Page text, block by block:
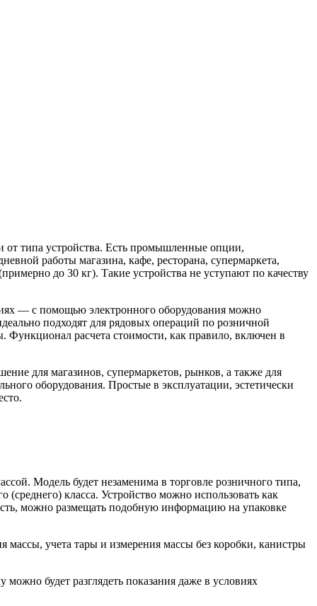
от типа устройства. Есть промышленные опции,
работы магазина, кафе, ресторана, супермаркета,
до 30 кг). Такие устройства не уступают по качеству
— с помощью электронного оборудования можно
подходят для рядовых операций по розничной
Функционал расчета стоимости, как правило, включен в
для магазинов, супермаркетов, рынков, а также для
оборудования. Простые в эксплуатации, эстетически
Модель будет незаменима в торговле розничного типа,
класса. Устройство можно использовать как
можно размещать подобную информацию на упаковке
массы, учета тары и измерения массы без коробки, канистры
будет разглядеть показания даже в условиях